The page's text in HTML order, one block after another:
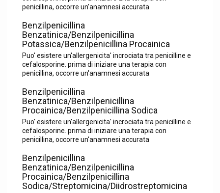
penicillina, occorre un'anamnesi accurata
Benzilpenicillina
Benzatinica/Benzilpenicillina
Potassica/Benzilpenicillina Procainica
Puo' esistere un'allergenicita' incrociata tra penicilline e
cefalosporine. prima di iniziare una terapia con
penicillina, occorre un'anamnesi accurata
Benzilpenicillina
Benzatinica/Benzilpenicillina
Procainica/Benzilpenicillina Sodica
Puo' esistere un'allergenicita' incrociata tra penicilline e
cefalosporine. prima di iniziare una terapia con
penicillina, occorre un'anamnesi accurata
Benzilpenicillina
Benzatinica/Benzilpenicillina
Procainica/Benzilpenicillina
Sodica/Streptomicina/Diidrostreptomicina